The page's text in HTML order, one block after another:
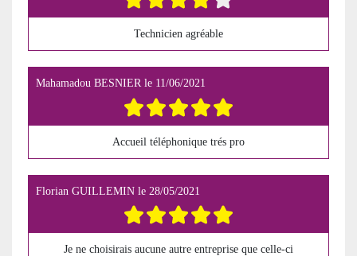
Technicien agréable
Mahamadou BESNIERle 11/06/2021
Accueil téléphonique trés pro
Florian GUILLEMIN le 28/05/2021
Je ne choisirais aucune autre entreprise que celle-ci